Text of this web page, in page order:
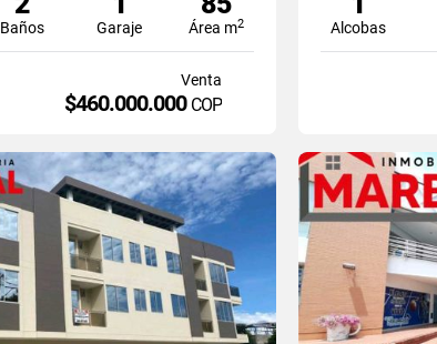
Baños Garaje Área m2
Venta
$460.000.000 COP
Alcobas